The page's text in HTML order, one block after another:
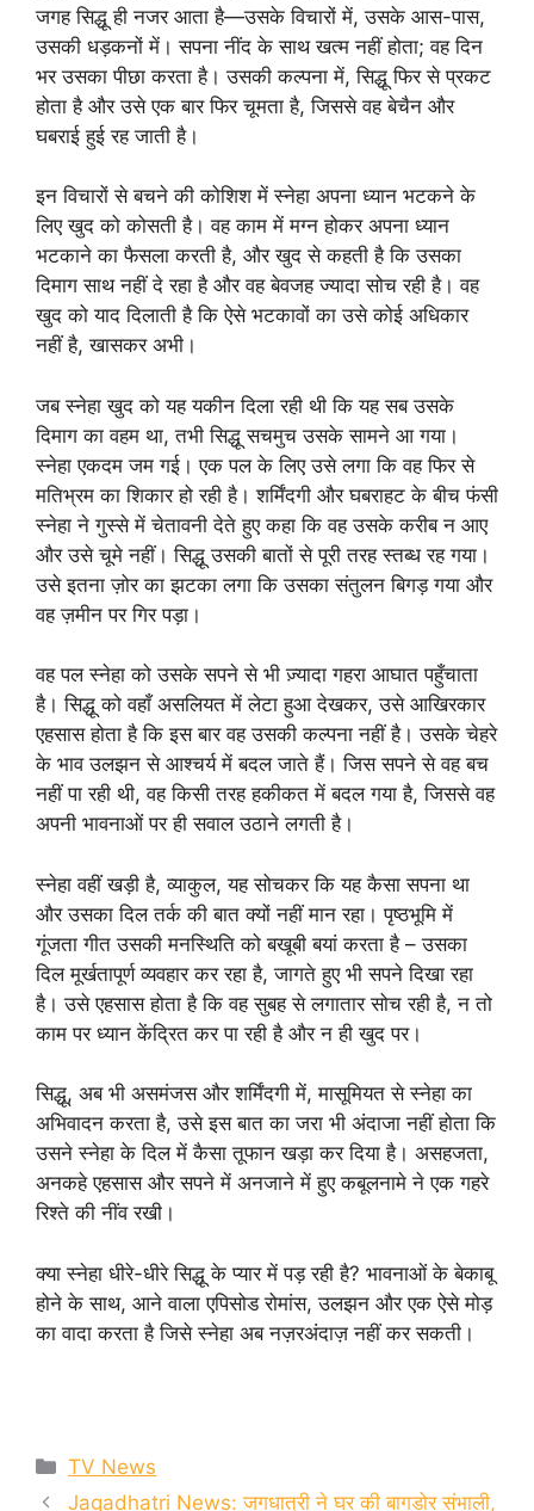
जगह सिद्धू ही नजर आता है—उसके विचारों में, उसके आस-पास,
उसकी धड़कनों में। सपना नींद के साथ खत्म नहीं होता; वह दिन
भर उसका पीछा करता है। उसकी कल्पना में, सिद्धू फिर से प्रकट
होता है और उसे एक बार फिर चूमता है, जिससे वह बेचैन और
घबराई हुई रह जाती है।
इन विचारों से बचने की कोशिश में स्नेहा अपना ध्यान भटकने के
लिए खुद को कोसती है। वह काम में मग्न होकर अपना ध्यान
भटकाने का फैसला करती है, और खुद से कहती है कि उसका
दिमाग साथ नहीं दे रहा है और वह बेवजह ज्यादा सोच रही है। वह
खुद को याद दिलाती है कि ऐसे भटकावों का उसे कोई अधिकार
नहीं है, खासकर अभी।
जब स्नेहा खुद को यह यकीन दिला रही थी कि यह सब उसके
दिमाग का वहम था, तभी सिद्धू सचमुच उसके सामने आ गया।
स्नेहा एकदम जम गई। एक पल के लिए उसे लगा कि वह फिर से
मतिभ्रम का शिकार हो रही है। शर्मिंदगी और घबराहट के बीच फंसी
स्नेहा ने गुस्से में चेतावनी देते हुए कहा कि वह उसके करीब न आए
और उसे चूमे नहीं। सिद्धू उसकी बातों से पूरी तरह स्तब्ध रह गया।
उसे इतना ज़ोर का झटका लगा कि उसका संतुलन बिगड़ गया और
वह ज़मीन पर गिर पड़ा।
वह पल स्नेहा को उसके सपने से भी ज़्यादा गहरा आघात पहुँचाता
है। सिद्धू को वहाँ असलियत में लेटा हुआ देखकर, उसे आखिरकार
एहसास होता है कि इस बार वह उसकी कल्पना नहीं है। उसके चेहरे
के भाव उलझन से आश्चर्य में बदल जाते हैं। जिस सपने से वह बच
नहीं पा रही थी, वह किसी तरह हकीकत में बदल गया है, जिससे वह
अपनी भावनाओं पर ही सवाल उठाने लगती है।
स्नेहा वहीं खड़ी है, व्याकुल, यह सोचकर कि यह कैसा सपना था
और उसका दिल तर्क की बात क्यों नहीं मान रहा। पृष्ठभूमि में
गूंजता गीत उसकी मनस्थिति को बखूबी बयां करता है – उसका
दिल मूर्खतापूर्ण व्यवहार कर रहा है, जागते हुए भी सपने दिखा रहा
है। उसे एहसास होता है कि वह सुबह से लगातार सोच रही है, न तो
काम पर ध्यान केंद्रित कर पा रही है और न ही खुद पर।
सिद्धू, अब भी असमंजस और शर्मिंदगी में, मासूमियत से स्नेहा का
अभिवादन करता है, उसे इस बात का जरा भी अंदाजा नहीं होता कि
उसने स्नेहा के दिल में कैसा तूफान खड़ा कर दिया है। असहजता,
अनकहे एहसास और सपने में अनजाने में हुए कबूलनामे ने एक गहरे
रिश्ते की नींव रखी।
क्या स्नेहा धीरे-धीरे सिद्धू के प्यार में पड़ रही है? भावनाओं के बेकाबू
होने के साथ, आने वाला एपिसोड रोमांस, उलझन और एक ऐसे मोड़
का वादा करता है जिसे स्नेहा अब नज़रअंदाज़ नहीं कर सकती।
Categories
TV News
Jagadhatri News: जगधात्री ने घर की बागडोर संभाली,